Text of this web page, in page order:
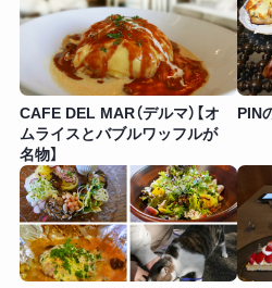
CAFE DEL MAR（デルマ）【オ
ムライスとバブルワッフルが
名物】
PIN